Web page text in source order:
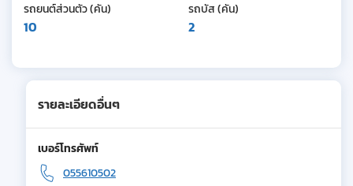
รถยนต์ส่วนตัว (คัน)
10
รถบัส (คัน)
2
รายละเอียดอื่นๆ
เบอร์โทรศัพท์
055610502